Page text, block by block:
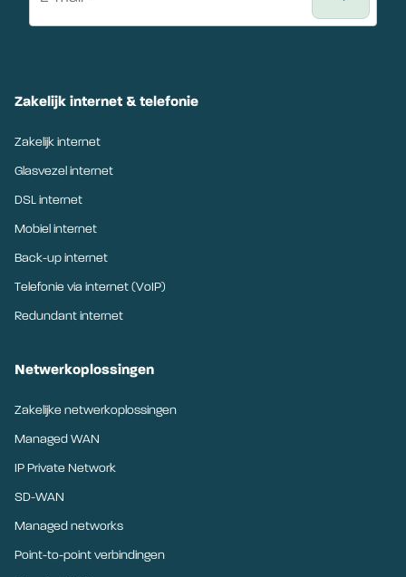
Zakelijk internet & telefonie
Zakelijk internet
Glasvezel internet
DSL internet
Mobiel internet
Back-up internet
Telefonie via internet (VoIP)
Redundant internet
Netwerkoplossingen
Zakelijke netwerkoplossingen
Managed WAN
IP Private Network
SD-WAN
Managed networks
Point-to-point verbindingen